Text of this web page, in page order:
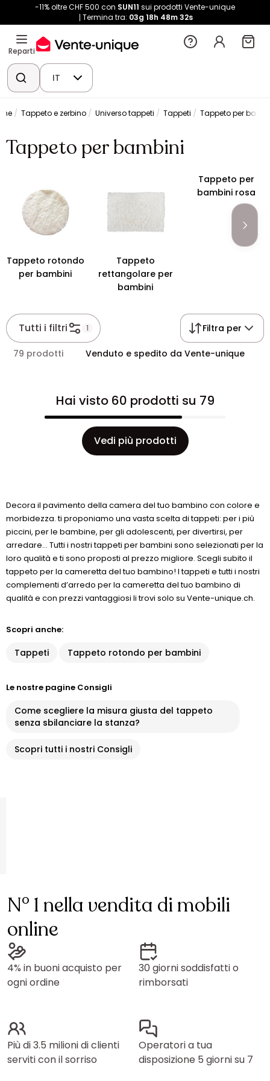
-11% oltre CHF 500 con SUN11 sui prodotti Vente-unique
Termina tra: 03g 18h 48m32s
Reparti
IT
Tappeto e zerbino Universo tappeti Tappeti Tappeto per
Tappeto per bambini
Tappeto rotondo
per bambini
Tappeto
rettangolare per
bambini
Tappeto per
bambini rosa
Tutti i filtri 1 Filtra per
79 prodotti Venduto e spedito da Vente-unique
Hai visto 60 prodotti su 79
Vedi più prodotti
Decora il pavimento della camera del tuo bambino con colore e
morbidezza. ti proponiamo una vasta scelta di tappeti: per i più
piccini, per le bambine, per gli adolescenti, per divertirsi, per
arredare... Tutti i nostri tappeti per bambini sono selezionati per la
loro qualità e ti sono proposti al prezzo migliore. Scegli subito il
tappeto per la cameretta del tuo bambino! I tappeti e tutti i nostri
complementi d’arredo per la cameretta del tuo bambino di
qualità e con prezzi vantaggiosi li trovi solo su Vente-unique.ch.
Scopri anche:
Tappeti Tappeto rotondo per bambini
Le nostre pagine Consigli
Come scegliere la misura giusta del tappeto
senza sbilanciare la stanza?
Scopri tutti i nostri Consigli
N° 1 nella vendita di mobili
online
4% in buoni acquisto per
ogni ordine
30 giorni soddisfatti o
rimborsati
Più di 3.5 milioni di clienti
serviti con il sorriso
Operatori a tua
disposizione 5 giorni su 7